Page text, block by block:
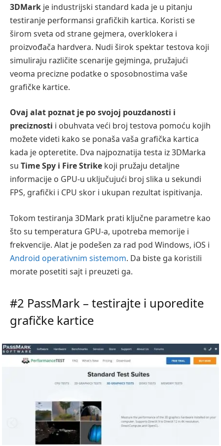
3DMark je industrijski standard kada je u pitanju
testiranje performansi grafičkih kartica. Koristi se
širom sveta od strane gejmera, overklokera i
proizvođača hardvera. Nudi širok spektar testova koji
simuliraju različite scenarije gejminga, pružajući
veoma precizne podatke o sposobnostima vaše
grafičke kartice.
Ovaj alat poznat je po svojoj pouzdanosti i
preciznosti i obuhvata veći broj testova pomoću kojih
možete videti kako se ponaša vaša grafička kartica
kada je opteretite. Dva najpoznatija testa iz 3DMarka
su Time Spy i Fire Strike koji pružaju detaljne
informacije o GPU-u uključujući broj slika u sekundi
FPS, grafički i CPU skor i ukupan rezultat ispitivanja.
Tokom testiranja 3DMark prati ključne parametre kao
što su temperatura GPU-a, upotreba memorije i
frekvencije. Alat je podešen za rad pod Windows, iOS i
Android operativnim sistemom. Da biste ga koristili
morate posetiti sajt i preuzeti ga.
#2 PassMark – testirajte i uporedite
grafičke kartice